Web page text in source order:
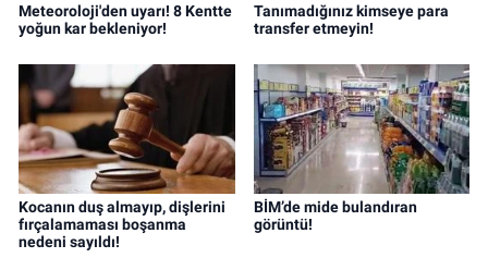
Meteoroloji'den uyarı! 8 Kentte
yoğun kar bekleniyor!
Tanımadığınız kimseye para
transfer etmeyin!
Kocanın duş almayıp, dişlerini
fırçalamaması boşanma
nedeni sayıldı!
BİM’de mide bulandıran
görüntü!